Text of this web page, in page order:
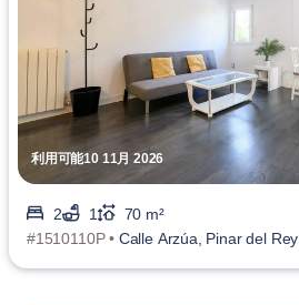
利用可能10 11月 2026
2 1
70 m²
#1510110P • Calle Arzúa, Pinar del Rey